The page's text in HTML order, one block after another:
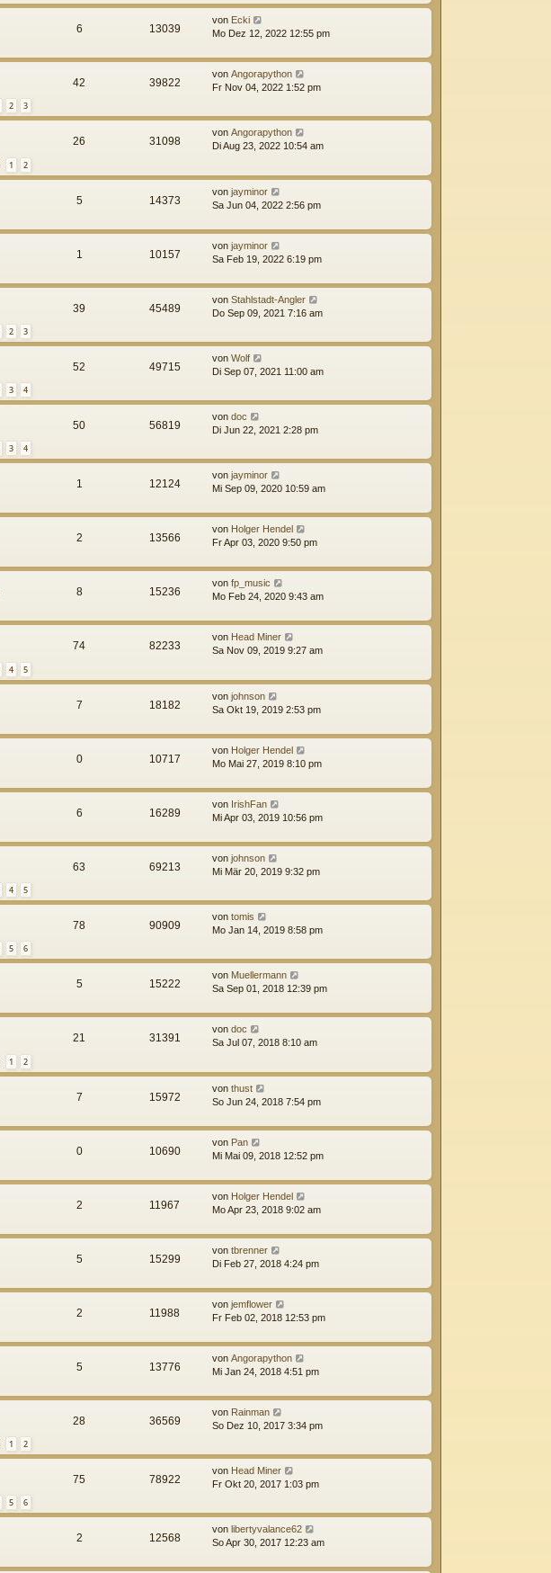
6 13039
von Ecki
Mo Dez 12, 2022 12:55 pm
2 3
42 39822
von Angorapython
Fr Nov 04, 2022 1:52 pm
1 2
26 31098
von Angorapython
Di Aug 23, 2022 10:54 am
5 14373
von jayminor
Sa Jun 04, 2022 2:56 pm
1 10157
von jayminor
Sa Feb 19, 2022 6:19 pm
2 3
39 45489
von Stahlstadt-Angler
Do Sep 09, 2021 7:16 am
3 4
52 49715
von Wolf
Di Sep 07, 2021 11:00 am
3 4
50 56819
von doc
Di Jun 22, 2021 2:28 pm
1 12124
von jayminor
Mi Sep 09, 2020 10:59 am
2 13566
von Holger Hendel
Fr Apr 03, 2020 9:50 pm
8 15236
von fp_music
Mo Feb 24, 2020 9:43 am
4 5
74 82233
von Head Miner
Sa Nov 09, 2019 9:27 am
7 18182
von johnson
Sa Okt 19, 2019 2:53 pm
0 10717
von Holger Hendel
Mo Mai 27, 2019 8:10 pm
6 16289
von IrishFan
Mi Apr 03, 2019 10:56 pm
4 5
63 69213
von johnson
Mi Mär 20, 2019 9:32 pm
5 6
78 90909
von tomis
Mo Jan 14, 2019 8:58 pm
5 15222
von Muellermann
Sa Sep 01, 2018 12:39 pm
1 2
21 31391
von doc
Sa Jul 07, 2018 8:10 am
7 15972
von thust
So Jun 24, 2018 7:54 pm
0 10690
von Pan
Mi Mai 09, 2018 12:52 pm
2 11967
von Holger Hendel
Mo Apr 23, 2018 9:02 am
5 15299
von tbrenner
Di Feb 27, 2018 4:24 pm
2 11988
von jemflower
Fr Feb 02, 2018 12:53 pm
5 13776
von Angorapython
Mi Jan 24, 2018 4:51 pm
1 2
28 36569
von Rainman
So Dez 10, 2017 3:34 pm
5 6
75 78922
von Head Miner
Fr Okt 20, 2017 1:03 pm
2 12568
von libertyvalance62
So Apr 30, 2017 12:23 am